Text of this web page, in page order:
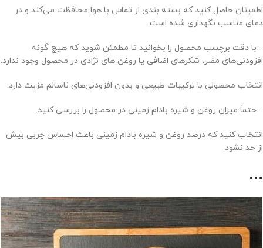
اطمینان حاصل کنید که بسته بندی از تماس با هوا محافظت می‌کند و در
دمای مناسب نگهداری شده است.
– با دقت برچسب محصول را بخوانید تا مطمئن شوید که هیچ گونه
افزودنی‌های مضر، شکرهای اضافی یا روغن های نژادی در محصول وجود ندارد.
انتخاب محصولی با ترکیبات طبیعی و بدون افزودنی‌های ناسالم مزیت دارد.
– حتماً میزان روغن و شیره بادام زمینی در محصول را بررسی کنید.
انتخاب کنید که درصد روغن و شیره بادام زمینی باعث احساس چربی بیش
از حد نشود.
…